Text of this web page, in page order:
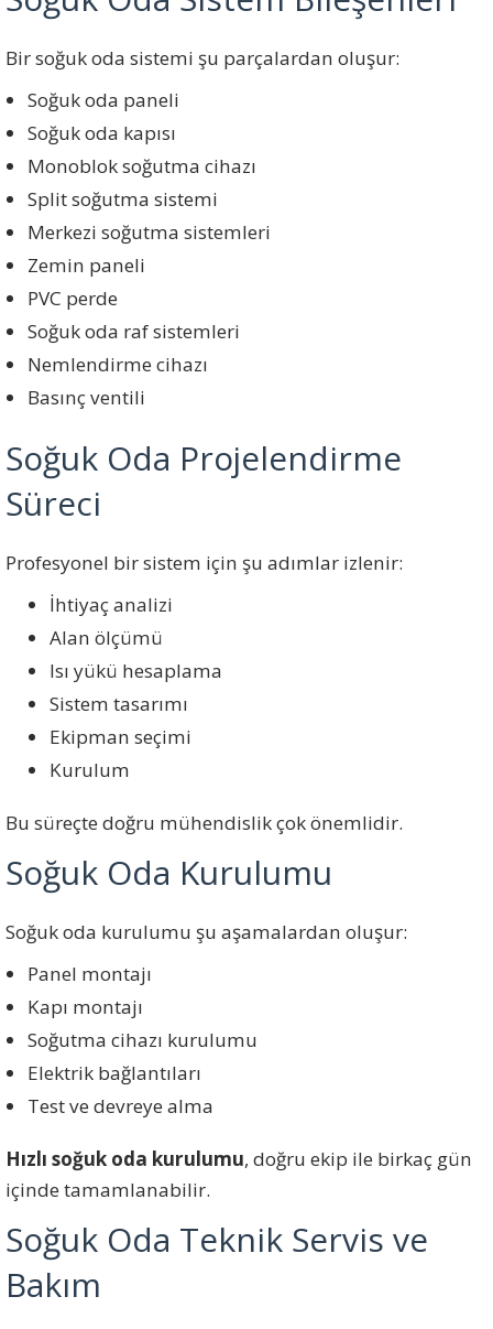
Bir soğuk oda sistemi şu parçalardan oluşur:
Soğuk oda paneli
Soğuk oda kapısı
Monoblok soğutma cihazı
Split soğutma sistemi
Merkezi soğutma sistemleri
Zemin paneli
PVC perde
Soğuk oda raf sistemleri
Nemlendirme cihazı
Basınç ventili
Soğuk Oda Projelendirme
Süreci
Profesyonel bir sistem için şu adımlar izlenir:
İhtiyaç analizi
Alan ölçümü
Isı yükü hesaplama
Sistem tasarımı
Ekipman seçimi
Kurulum
Bu süreçte doğru mühendislik çok önemlidir.
Soğuk Oda Kurulumu
Soğuk oda kurulumu şu aşamalardan oluşur:
Panel montajı
Kapı montajı
Soğutma cihazı kurulumu
Elektrik bağlantıları
Test ve devreye alma
Hızlı soğuk oda kurulumu, doğru ekip ile birkaç gün
içinde tamamlanabilir.
Soğuk Oda Teknik Servis ve
Bakım